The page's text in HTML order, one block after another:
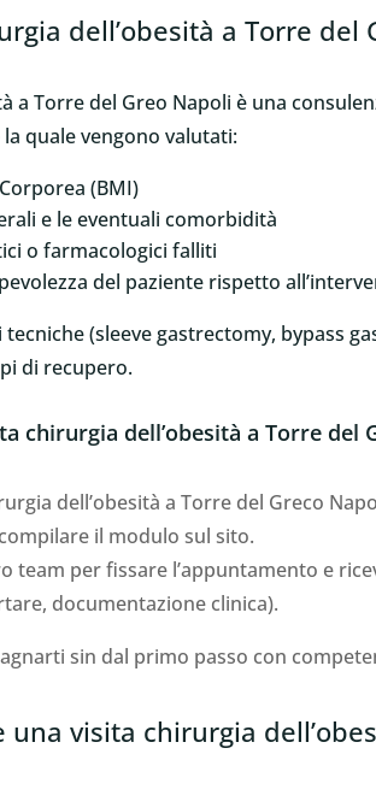
dell’obesità a Torre del
a Torre del Greo Napoli è una
quale vengono valutati:
(BMI)
e le eventuali comorbidità
o farmacologici falliti
del paziente rispetto
(sleeve gastrectomy, bypass
di recupero.
chirurgia dell’obesità a Torre del
dell’obesità a Torre del Greco
il modulo sul sito.
per fissare l’appuntamento e
documentazione clinica).
sin dal primo passo con
visita chirurgia